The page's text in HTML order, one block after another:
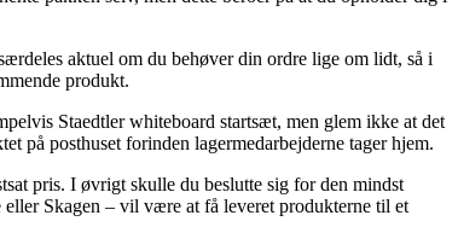
aktuel om du behøver din ordre lige om lidt, så i
produkt.
Staedtler whiteboard startsæt, men glem ikke at det
på posthuset forinden lagermedarbejderne tager hjem.
pris. I øvrigt skulle du beslutte sig for den mindst
Skagen – vil være at få leveret produkterne til et